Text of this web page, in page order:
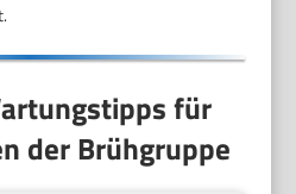
für
der Brühgruppe